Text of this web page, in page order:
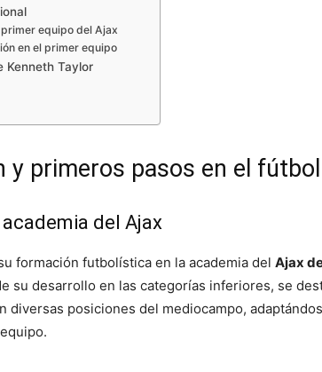
equipo del Ajax
en el primer equipo
Kenneth Taylor
y primeros pasos en el fútbol
del Ajax
formación futbolística en la academia del Ajax
su desarrollo en las categorías inferiores, se
diversas posiciones del mediocampo,